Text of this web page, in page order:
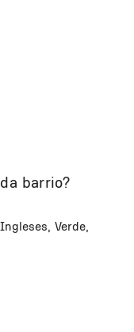
barrio?
Verde,